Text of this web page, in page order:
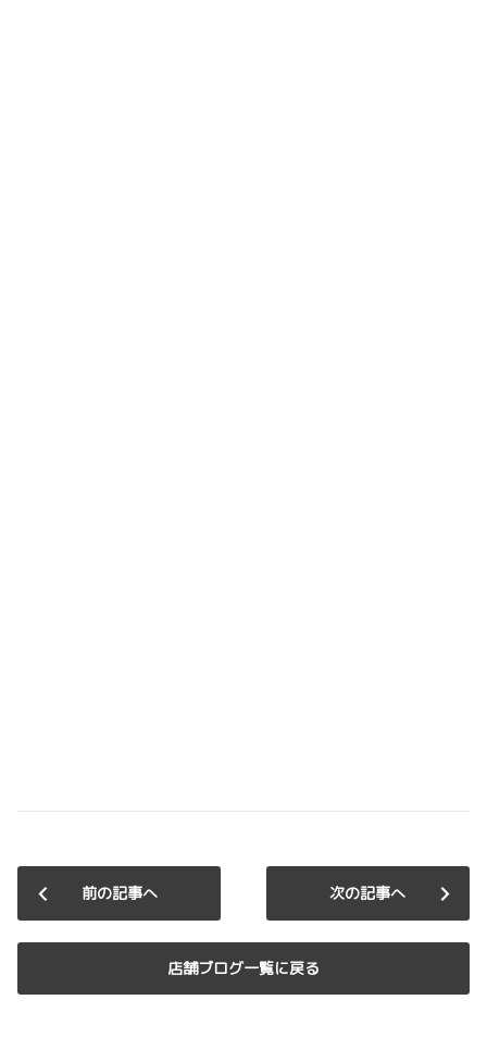
前の記事へ
店舗ブログ一覧に戻る
次の記事へ